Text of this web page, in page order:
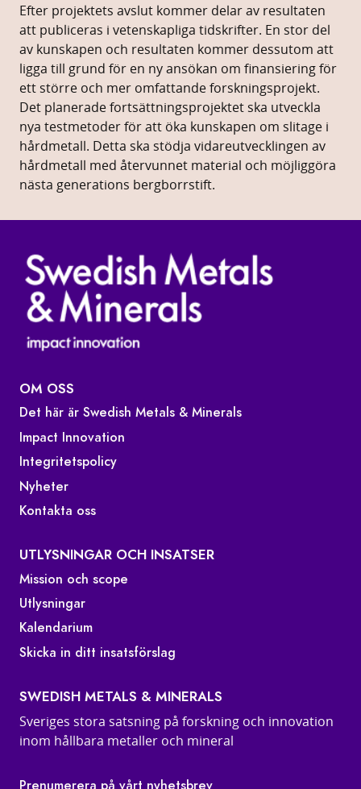
Efter projektets avslut kommer delar av resultaten
att publiceras i vetenskapliga tidskrifter. En stor del
av kunskapen och resultaten kommer dessutom att
ligga till grund för en ny ansökan om finansiering för
ett större och mer omfattande forskningsprojekt.
Det planerade fortsättningsprojektet ska utveckla
nya testmetoder för att öka kunskapen om slitage i
hårdmetall. Detta ska stödja vidareutvecklingen av
hårdmetall med återvunnet material och möjliggöra
nästa generations bergborrstift.
OM OSS
Det här är Swedish Metals & Minerals
Impact Innovation
Integritetspolicy
Nyheter
Kontakta oss
UTLYSNINGAR OCH INSATSER
Mission och scope
Utlysningar
Kalendarium
Skicka in ditt insatsförslag
SWEDISH METALS & MINERALS
Sveriges stora satsning på forskning och innovation
inom hållbara metaller och mineral